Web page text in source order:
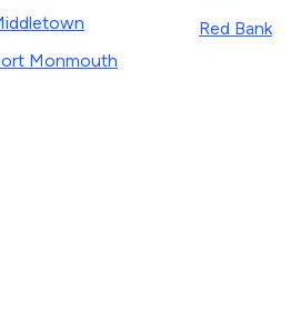
Monmouth
Red Bank